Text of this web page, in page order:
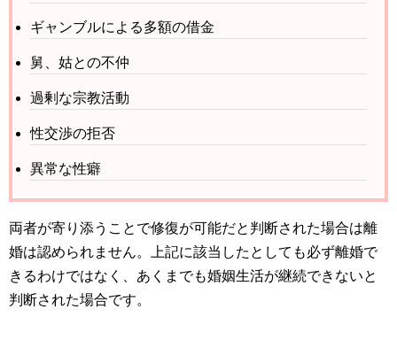
ギャンブルによる多額の借金
舅、姑との不仲
過剰な宗教活動
性交渉の拒否
異常な性癖
両者が寄り添うことで修復が可能だと判断された場合は離
婚は認められません。上記に該当したとしても必ず離婚で
きるわけではなく、あくまでも婚姻生活が継続できないと
判断された場合です。